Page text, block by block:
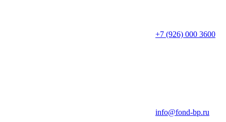
+7 (926) 000 3600
info@fond-bp.ru